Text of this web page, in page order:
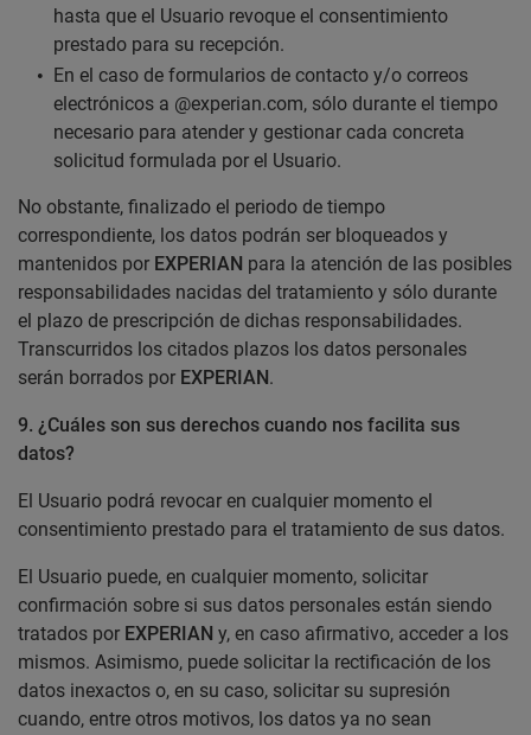
hasta que el Usuario revoque el consentimiento
prestado para su recepción.
En el caso de formularios de contacto y/o correos
electrónicos a @experian.com, sólo durante el tiempo
necesario para atender y gestionar cada concreta
solicitud formulada por el Usuario.
No obstante, finalizado el periodo de tiempo
correspondiente, los datos podrán ser bloqueados y
mantenidos por EXPERIAN para la atención de las posibles
responsabilidades nacidas del tratamiento y sólo durante
el plazo de prescripción de dichas responsabilidades.
Transcurridos los citados plazos los datos personales
serán borrados por EXPERIAN.
9. ¿Cuáles son sus derechos cuando nos facilita sus
datos?
El Usuario podrá revocar en cualquier momento el
consentimiento prestado para el tratamiento de sus datos.
El Usuario puede, en cualquier momento, solicitar
confirmación sobre si sus datos personales están siendo
tratados por EXPERIAN y, en caso afirmativo, acceder a los
mismos. Asimismo, puede solicitar la rectificación de los
datos inexactos o, en su caso, solicitar su supresión
cuando, entre otros motivos, los datos ya no sean